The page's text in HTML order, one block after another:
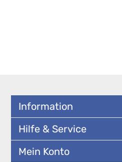
Information
Hilfe & Service
Mein Konto